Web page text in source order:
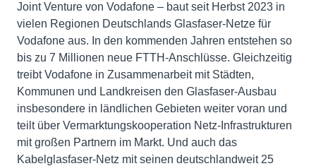
Joint Venture von Vodafone – baut seit Herbst 2023 in
vielen Regionen Deutschlands Glasfaser-Netze für
Vodafone aus. In den kommenden Jahren entstehen so
bis zu 7 Millionen neue FTTH-Anschlüsse. Gleichzeitig
treibt Vodafone in Zusammenarbeit mit Städten,
Kommunen und Landkreisen den Glasfaser-Ausbau
insbesondere in ländlichen Gebieten weiter voran und
teilt über Vermarktungskooperation Netz-Infrastrukturen
mit großen Partnern im Markt. Und auch das
Kabelglasfaser-Netz mit seinen deutschlandweit 25